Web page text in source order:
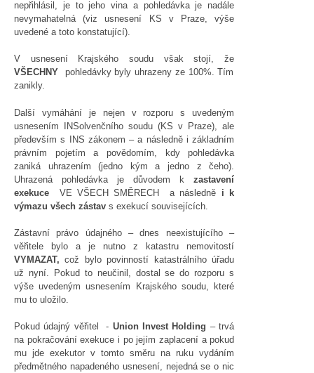
nepřihlásil, je to jeho vina a pohledávka je nadále
nevymahatelná (viz usnesení KS v Praze, výše
uvedené a toto konstatující).
V usnesení Krajského soudu však stojí, že
VŠECHNY pohledávky byly uhrazeny ze 100%. Tím
zanikly.
Další vymáhání je nejen v rozporu s uvedeným
usnesením INSolvenčního soudu (KS v Praze), ale
především s INS zákonem – a následně i základním
právním pojetím a povědomím, kdy pohledávka
zaniká uhrazením (jedno kým a jedno z čeho).
Uhrazená pohledávka je důvodem kzastavení
exekuce VE VŠECH SMĚRECH a následně i k
výmazu všech zástav s exekucí souvisejících.
Zástavní právo údajného – dnes neexistujícího –
věřitele bylo a je nutno z katastru nemovitostí
VYMAZAT, což bylo povinností katastrálního úřadu
už nyní. Pokud to neučinil, dostal se do rozporu s
výše uvedeným usnesením Krajského soudu, které
mu to uložilo.
Pokud údajný věřitel - Union Invest Holding – trvá
na pokračování exekuce i po jejím zaplacení a pokud
mu jde exekutor v tomto směru na ruku vydáním
předmětného napadeného usnesení, nejedná se o nic